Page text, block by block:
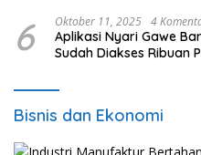
6 Oktober 11, 2025 4
Aplikasi Nyari Gawe
Sudah Diakses Ribuan
Bisnis dan Ekonomi